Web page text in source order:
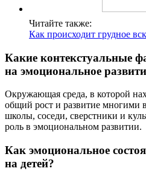
Читайте также:
Как происходит грудное
Какие контекстуальные
на эмоциональное
Окружающая среда, в которой
общий рост и развитие
школы, соседи, сверстники и
роль в эмоциональном развитии.
Как эмоциональное
на детей?